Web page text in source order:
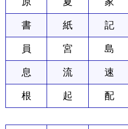
書 紙 記
員 宮 島
息 流 速
根 起 配